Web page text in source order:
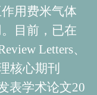
用费米气体
。目前，已在
Letters、
核心期刊
表学术论文20